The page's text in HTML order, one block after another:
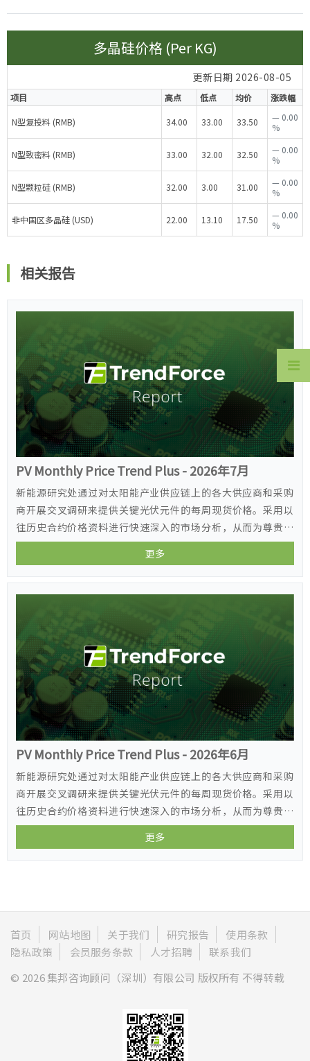
多晶硅价格 (Per KG)
更新日期 2026-08-05
项目 高点 低点 均价 涨跌幅
N型复投料 (RMB) 34.00 33.00 33.50 — 0.00
%
N型致密料 (RMB) 33.00 32.00 32.50 — 0.00
%
N型颗粒硅 (RMB) 32.00 3.00 31.00 — 0.00
%
非中国区多晶硅 (USD) 22.00 13.10 17.50 — 0.00
%
相关报告
PV Monthly Price Trend Plus - 2026年7月
新能源研究处通过对太阳能产业供应链上的各大供应商和采购
商开展交叉调研来提供关键光伏元件的每周现货价格。采用以
往历史合约价格资料进行快速深入的市场分析，从而为尊贵的
客户提供价格趋势和市场情报。
更多
PV Monthly Price Trend Plus - 2026年6月
新能源研究处通过对太阳能产业供应链上的各大供应商和采购
商开展交叉调研来提供关键光伏元件的每周现货价格。采用以
往历史合约价格资料进行快速深入的市场分析，从而为尊贵的
客户提供价格趋势和市场情报。
更多
首页 网站地图 关于我们 研究报告
使用条款
隐私政策
会员服务条款 人才招聘
联系我们
© 2026 集邦咨询顾问（深圳）有限公司 版权所有 不得转载